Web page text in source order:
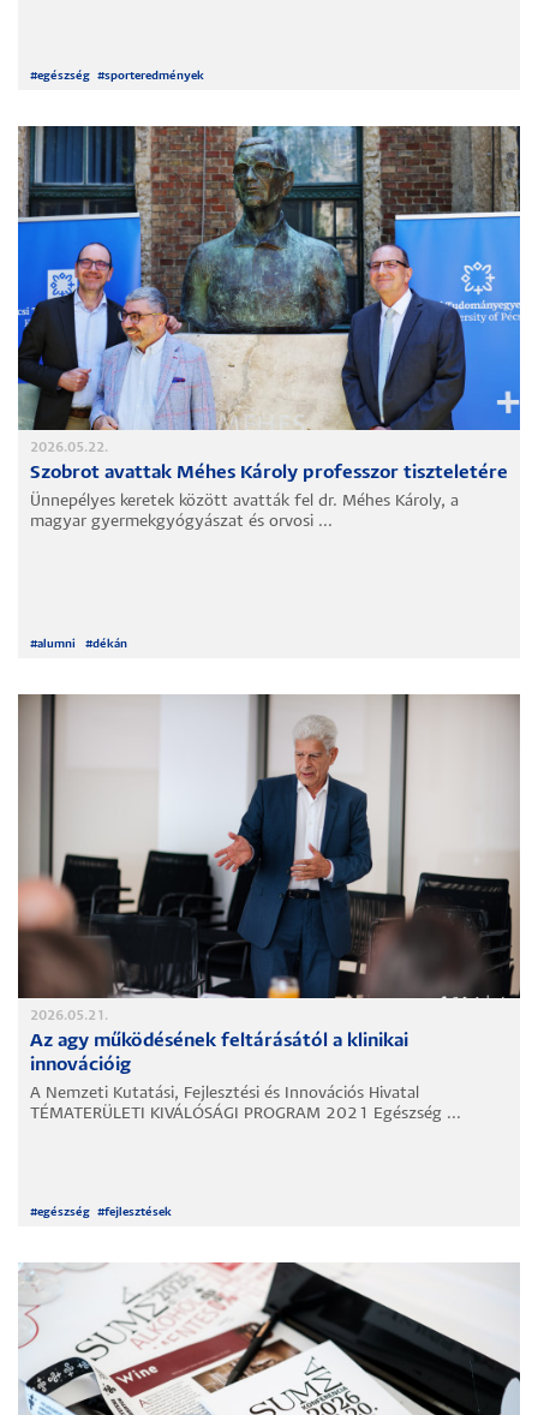
#egészség #sporteredmények
2026.05.22.
Szobrot avattak Méhes Károly professzor tiszteletére
Ünnepélyes keretek között avatták fel dr. Méhes Károly, a
magyar gyermekgyógyászat és orvosi ...
#alumni #dékán
2026.05.21.
Az agy működésének feltárásától a klinikai
innovációig
A Nemzeti Kutatási, Fejlesztési és Innovációs Hivatal
TÉMATERÜLETI KIVÁLÓSÁGI PROGRAM 2021 Egészség ...
#egészség #fejlesztések